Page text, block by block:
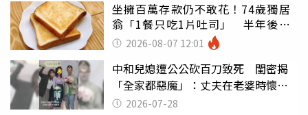
坐擁百萬存款仍不敢花！74歲獨居
翁「1餐只吃1片吐司」 半年後暴
瘦嚇壞女兒
2026-08-07 12:01
中和兒媳遭公公砍百刀致死 閨密揭
「全家都惡魔」：丈夫在老婆時懷孕
摔東西
2026-07-28